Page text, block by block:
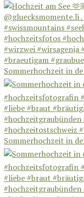
Sommerhochzeit in
Sommerhochzeit in